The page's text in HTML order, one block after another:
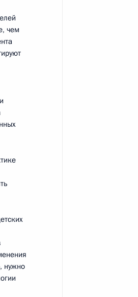
–
чем
нужно